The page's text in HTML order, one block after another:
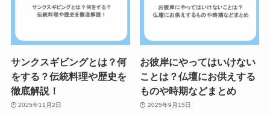
サンクスギビングとは？何
をする？伝統料理や歴史を
徹底解説！
2025年11月2日
お彼岸にやってはいけない
ことは？仏壇にお供えする
ものや時期などまとめ
2025年9月15日